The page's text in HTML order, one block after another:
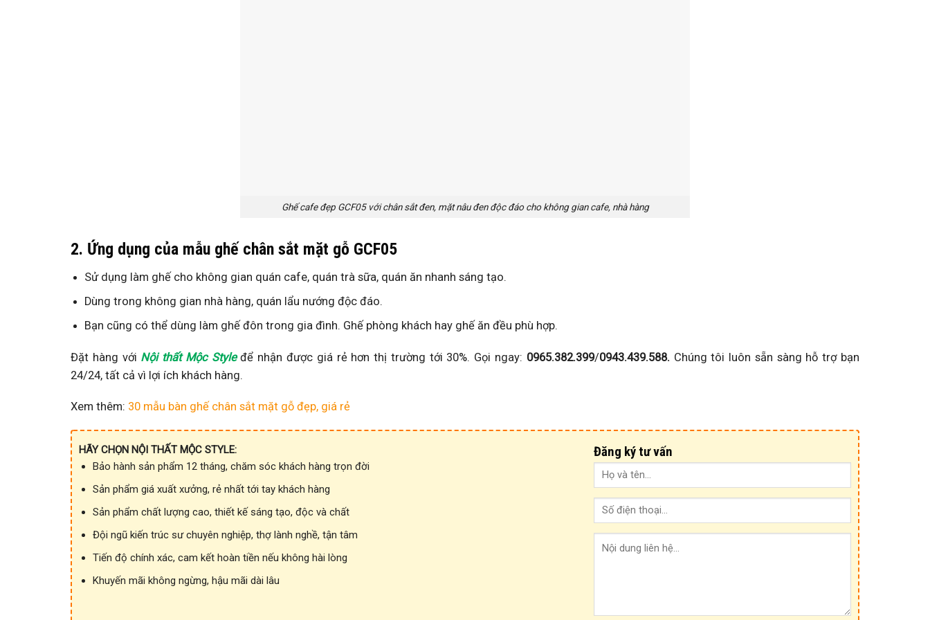
Ghế cafe đẹp GCF05 với chân sắt đen, mặt nâu đen độc đáo cho không gian cafe, nhà hàng
2. Ứng dụng của mẫu ghế chân sắt mặt gỗ GCF05
Sử dụng làm ghế cho không gian quán cafe, quán trà sữa, quán ăn nhanh sáng tạo.
Dùng trong không gian nhà hàng, quán lẩu nướng độc đáo.
Bạn cũng có thể dùng làm ghế đôn trong gia đình. Ghế phòng khách hay ghế ăn đều phù hợp.
Đặt hàng với Nội thất Mộc Styleđể nhận được giá rẻ hơn thị trường tới 30%. Gọi ngay: 0965.382.399/0943.439.588. Chúng tôi luôn sẵn sàng hỗ trợ bạn
24/24, tất cả vì lợi ích khách hàng.
Xem thêm: 30 mẫu bàn ghế chân sắt mặt gỗ đẹp, giá rẻ
HÃY CHỌN NỘI THẤT MỘC STYLE:
Bảo hành sản phẩm 12 tháng, chăm sóc khách hàng trọn đời
Sản phẩm giá xuất xưởng, rẻ nhất tới tay khách hàng
Sản phẩm chất lượng cao, thiết kế sáng tạo, độc và chất
Đội ngũ kiến trúc sư chuyên nghiệp, thợ lành nghề, tận tâm
Tiến độ chính xác, cam kết hoàn tiền nếu không hài lòng
Khuyến mãi không ngừng, hậu mãi dài lâu
Đăng ký tư vấn